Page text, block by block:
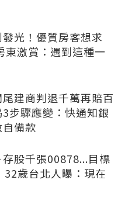
光！優質房客想求
東激賞：遇到這種一
建商判退千萬再賠百
步驟應變：快通知銀
備款
股千張00878...目標
32歲台北人曝：現在